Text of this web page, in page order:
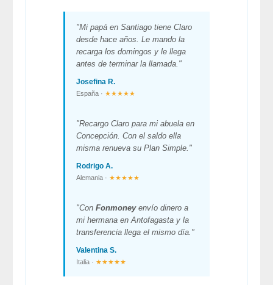
"Mi papá en Santiago tiene Claro
desde hace años. Le mando la
recarga los domingos y le llega
antes de terminar la llamada."
Josefina R.
España · ★★★★★
"Recargo Claro para mi abuela en
Concepción. Con el saldo ella
misma renueva su Plan Simple."
Rodrigo A.
Alemania · ★★★★★
"Con Fonmoneyenvío dinero a
mi hermana en Antofagasta y la
transferencia llega el mismo día."
Valentina S.
Italia · ★★★★★